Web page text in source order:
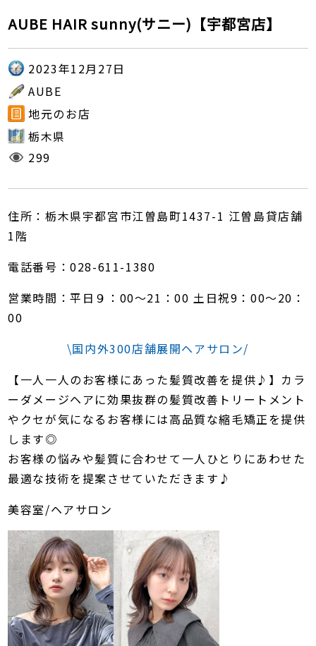
AUBE HAIR sunny(サニー)【宇都宮店】
2023年12月27日
AUBE
地元のお店
栃木県
299
住所：栃木県宇都宮市江曽島町1437-1 江曽島貸店舗
1階
電話番号：028-611-1380
営業時間：平日９：00～21：00 土日祝9：00～20：
00
\国内外300店舗展開ヘアサロン/
【一人一人のお客様にあった髪質改善を提供♪】カラ
ーダメージヘアに効果抜群の髪質改善トリートメント
やクセが気になるお客様には高品質な縮毛矯正を提供
します◎
お客様の悩みや髪質に合わせて一人ひとりにあわせた
最適な技術を提案させていただきます♪
美容室/ヘアサロン